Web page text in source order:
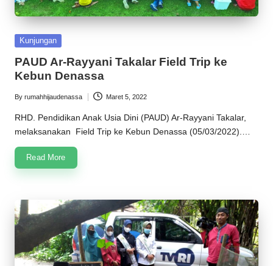
Posted
Kunjungan
PAUD Ar-Rayyani Takalar Field Trip ke
Kebun Denassa
Posted
by
By rumahhijaudenassa Maret 5, 2022
RHD. Pendidikan Anak Usia Dini (PAUD) Ar-Rayyani Takalar,
melaksanakan Field Trip ke Kebun Denassa (05/03/2022).…
Read More